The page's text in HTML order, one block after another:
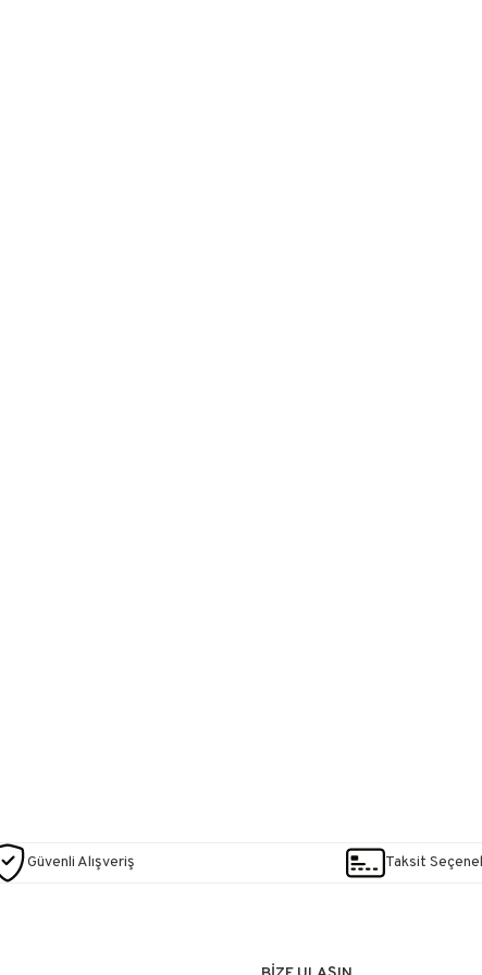
Güvenli Alışveriş Taksit